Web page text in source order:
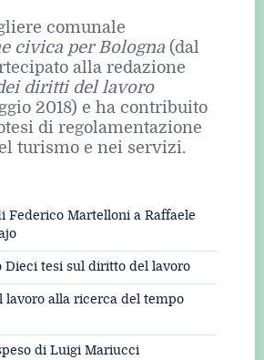
comunale
civica per Bologna (dal
alla redazione
diritti del lavoro
2018) e ha contribuito
di regolamentazione
turismo e nei servizi.
Federico Martelloni a Raffaele
Dieci tesi sul diritto del lavoro
lavoro alla ricerca del tempo
di Luigi Mariucci